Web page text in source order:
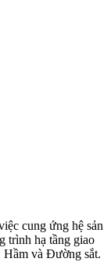
cung ứng hệ sản
trình hạ tầng giao
và Đường sắt.